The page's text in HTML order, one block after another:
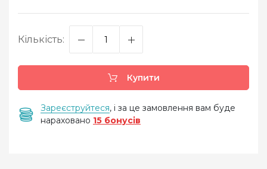
Кількість:
Купити
Зареєструйтеся, і за це замовлення вам буде
нараховано 15 бонусів